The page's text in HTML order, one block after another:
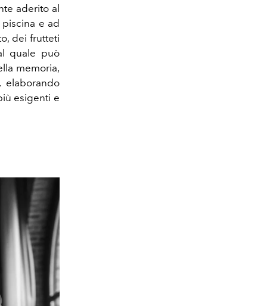
aderito al
e ad
dei frutteti
quale può
memoria,
esigenti e